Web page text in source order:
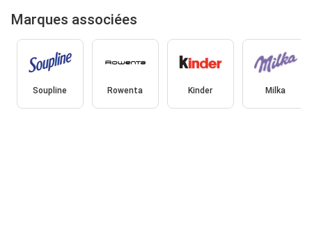
Marques associées
Soupline Rowenta Kinder Milka